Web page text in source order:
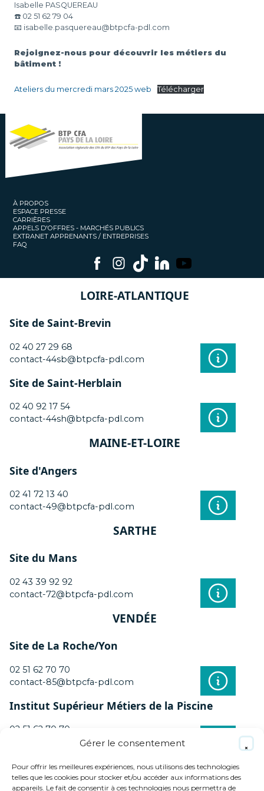
Gérer le consentement
Pour offrir les meilleures expériences, nous utilisons des technologies
telles que les cookies pour stocker et/ou accéder aux informations des
appareils. Le fait de consentir à ces technologies nous permettra de
Isabelle PASQUEREAU
☎️ 02 51 62 79 04
📧 isabelle.pasquereau@btpcfa-pdl.com
Rejoignez-nous pour découvrir les métiers du
bâtiment !
Ateliers du mercredi mars 2025 web Télécharger
À PROPOS
ESPACE PRESSE
CARRIÈRES
APPELS D'OFFRES - MARCHÉS PUBLICS
EXTRANET APPRENANTS / ENTREPRISES
FAQ
LOIRE-ATLANTIQUE
Site de Saint-Brevin
02 40 27 29 68
contact-44sb@btpcfa-pdl.com
Site de Saint-Herblain
02 40 92 17 54
contact-44sh@btpcfa-pdl.com
MAINE-ET-LOIRE
Site d'Angers
02 41 72 13 40
contact-49@btpcfa-pdl.com
SARTHE
Site du Mans
02 43 39 92 92
contact-72@btpcfa-pdl.com
VENDÉE
Site de La Roche/Yon
02 51 62 70 70
contact-85@btpcfa-pdl.com
Institut Supérieur Métiers de la Piscine
02 51 62 70 70
contact-85@btpcfa-pdl.com